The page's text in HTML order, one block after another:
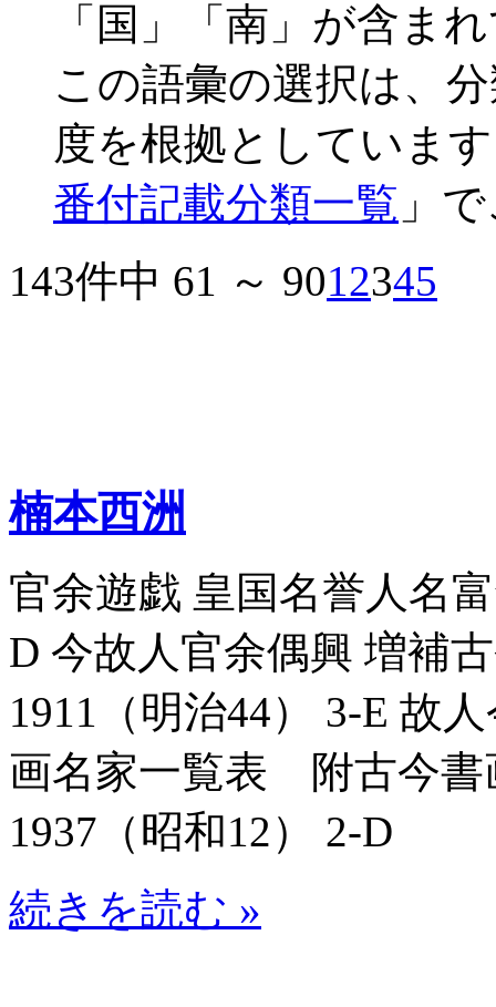
「国」「南」が含ま
この語彙の選択は、
度を根拠としていま
番付記載分類一覧 」
143件中 61 ～ 9012345
楠本西洲
官余遊戯 皇国名誉人名
D 今故人官余偶興 増補
1911（明治44） 3-E 故
画名家一覧表 附古今書
1937（昭和12） 2-D
続きを読む »